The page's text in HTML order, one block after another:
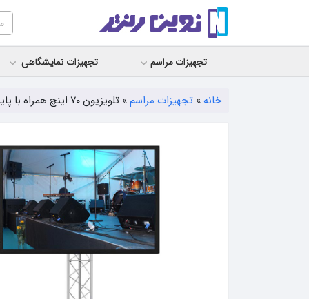
تجهیزات مراسم تجهیزات نمایشگاهی
خانه » تجهیزات مراسم» تلویزیون ۷۰ اینچ همراه با پایه